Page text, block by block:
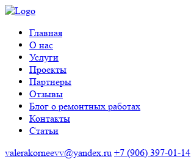
Главная
О нас
Услуги
Проекты
Партнеры
Отзывы
Блог о ремонтных работах
Контакты
Статьи
valerakorneevv@yandex.ru +7 (906) 397-01-14